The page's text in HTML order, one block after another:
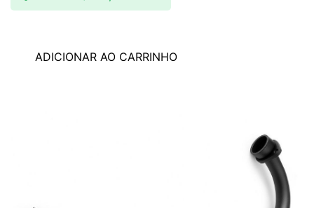
ADICIONAR AO CARRINHO